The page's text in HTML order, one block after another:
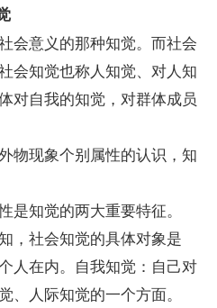
意义的那种知觉。而社会
会知觉也称人知觉、对人知
对自我的知觉，对群体成员
现象个别属性的认识，知
知觉的两大重要特征。
社会知觉的具体对象是
人在内。自我知觉：自己对
、人际知觉的一个方面。